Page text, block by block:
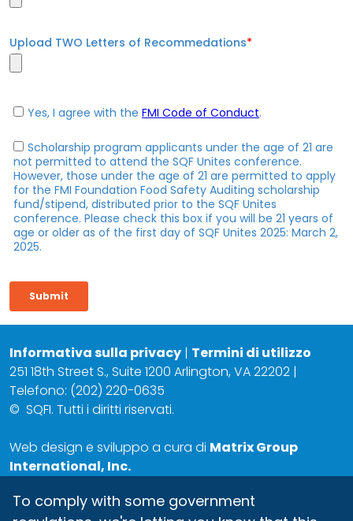
Informativa sulla privacy | Termini di utilizzo
251 18th Street S., Suite 1200 Arlington, VA 22202 |
Telefono: (202) 220-0635
© SQFI. Tutti i diritti riservati.
Web design e sviluppo a cura di Matrix Group
International, Inc.
To comply with some government